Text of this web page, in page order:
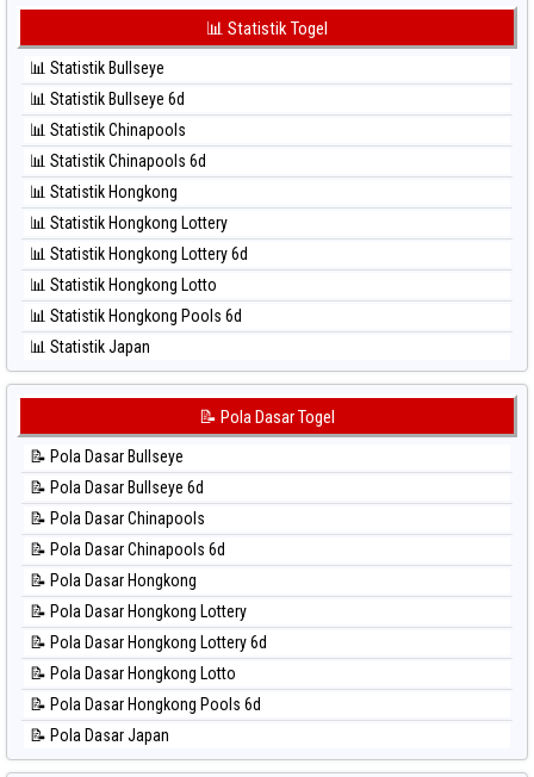
⚽ Bola Merah Taiwan
⚽ Bola Hitam Kuda Lari
⚽ Bola Hitam Magnum Cambodia
⚽ Bola Hitam Nagoya
⚽ Bola Hitam North Carolina Day
⚽ Bola Hitam Pcso
⚽ Bola Hitam Sao Paulo
⚽ Bola Hitam Singapore
⚽ Bola Hitam Sydney
⚽ Bola Hitam Sydney Lottery
⚽ Bola Hitam Sydney Lottery 6d
⚽ Bola Hitam Sydney Lotto
⚽ Bola Hitam Taiwan
📊 Statistik Togel
📊 Statistik Bullseye
📊 Statistik Bullseye 6d
📊 Statistik Chinapools
📊 Statistik Chinapools 6d
📊 Statistik Hongkong
📊 Statistik Hongkong Lottery
📊 Statistik Hongkong Lottery 6d
📊 Statistik Hongkong Lotto
📊 Statistik Hongkong Pools 6d
📊 Statistik Japan
📊 Statistik Japan 6d
📊 Statistik Kuda Lari
📊 Statistik Magnum Cambodia
📊 Statistik Nagoya
📊 Statistik New York Midday
📊 Statistik North Carolina Day
📊 Statistik Pcso
📊 Statistik Pennsylvania Day
📊 Statistik Sao Paulo
📊 Statistik Singapore
📊 Statistik Sydney
📊 Statistik Sydney Lottery
📝 Pola Dasar Togel
📝 Pola Dasar Bullseye
📝 Pola Dasar Bullseye 6d
📝 Pola Dasar Chinapools
📝 Pola Dasar Chinapools 6d
📝 Pola Dasar Hongkong
📝 Pola Dasar Hongkong Lottery
📝 Pola Dasar Hongkong Lottery 6d
📝 Pola Dasar Hongkong Lotto
📝 Pola Dasar Hongkong Pools 6d
📝 Pola Dasar Japan
📝 Pola Dasar Japan 6d